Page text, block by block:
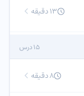
13 دقیقه
15 درس
8 دقیقه